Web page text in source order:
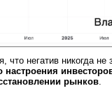
негатив никогда не
рынков